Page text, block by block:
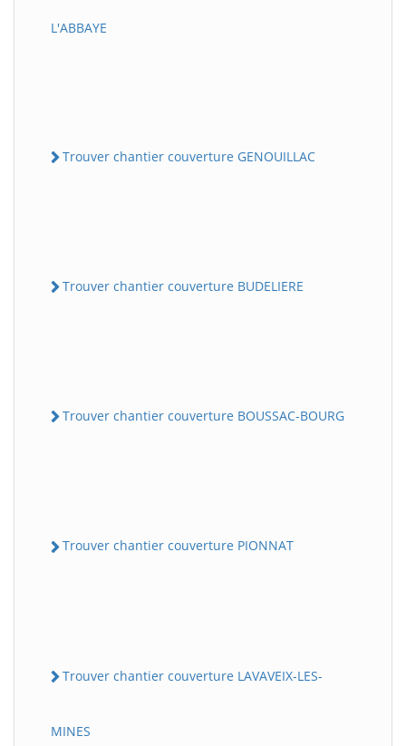
L'ABBAYE
Trouver chantier couverture GENOUILLAC
Trouver chantier couverture BUDELIERE
Trouver chantier couverture BOUSSAC-BOURG
Trouver chantier couverture PIONNAT
Trouver chantier couverture LAVAVEIX-LES-
MINES